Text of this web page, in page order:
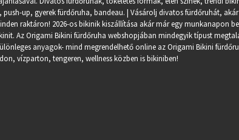
up, gyerek fürdőruha, bandeau. | Vásárolj divatos fürdőruhát,
raktáron! 2026-os bikinik kiszállítása akár már egy munkanapon
Az Origami Bikini fürdőruha webshopjában mindegyik típust
anyagok- mind megrendelhető online az Origami Bikini
vízparton, tengeren, wellness közben is bikiniben!